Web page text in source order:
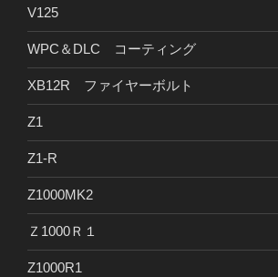
V125
WPC＆DLC コーティング
XB12R ファイヤーボルト
Z1
Z1-R
Z1000MK2
Ｚ1000Ｒ１
Z1000R1